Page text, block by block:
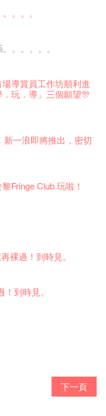
Pop-Up
集
🍵 冰庫有售及可網
🍵 冰庫有售及可網上
會 – 盲鳥優惠！
the Art Basel period
以及即興演出者。她
造出了一個溫暖又迷
上的她！
年1月14日(六)後結
史由來
明的表演
的榕樹與強頑野草🌱
密】#11 Circa1913
】#10 關於更衣室的
多謝大家支持！
期的苦差
星期四嘅有獎問答遊
。。。
。。。。。
導賞員工作坊順利進
玩．導」三個願望🎊
新一浪即將推出，密切
Fringe Club 玩啦！
裸過！到時見。
到時見。
下一頁